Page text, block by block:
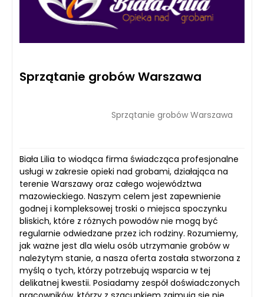
Sprzątanie grobów Warszawa
Sprzątanie grobów Warszawa
Biała Lilia to wiodąca firma świadcząca profesjonalne
usługi w zakresie opieki nad grobami, działająca na
terenie Warszawy oraz całego województwa
mazowieckiego. Naszym celem jest zapewnienie
godnej i kompleksowej troski o miejsca spoczynku
bliskich, które z różnych powodów nie mogą być
regularnie odwiedzane przez ich rodziny. Rozumiemy,
jak ważne jest dla wielu osób utrzymanie grobów w
należytym stanie, a nasza oferta została stworzona z
myślą o tych, którzy potrzebują wsparcia w tej
delikatnej kwestii. Posiadamy zespół doświadczonych